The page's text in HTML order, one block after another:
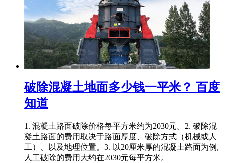
破除混凝土地面多少钱一平米？ 百度
知道
1. 混凝土路面破除价格每平方米约为2030元。2. 破除混
凝土路面的费用取决于路面厚度、破除方式（机械或人
工）、以及地理位置。3. 以20厘米厚的混凝土路面为例,
人工破除的费用大约在2030元每平方米。